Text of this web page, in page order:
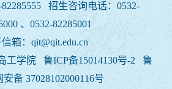
招生咨询电话： 0532-
、0532-82285001
箱：qit@qit.edu.cn
工学院 鲁ICP备15014130号-2
鲁
安备 37028102000116号